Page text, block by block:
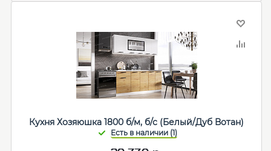
Кухня Хозяюшка 1800 б/м, б/с (Белый/Дуб Вотан)